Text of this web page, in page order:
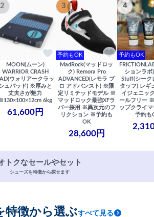
2
MOON(ムーン)
WARRIOR CRASH
ウォリアークラッ
ュパッド) ※厚みと
丈夫さが魅力
6kg
61,600円
3
予約もOK
MadRock(マッドロッ
ク) Remora Pro
ADVANCED(レモラ プ
ロ アドバンスト) ※限
定リミテッドモデル ※
マッドロック最強XFラ
バー採用 ※異次元のフ
リクション ※予約も
OK
28,600円
4
予約もOK
ションラボ
Stuff(シーク
タッフ) レギ
イジェニッ
ールフリー
ップクライ
予約も
トクなセールやセット
シューズを特徴から探せます
徴から選ぶすべて見る